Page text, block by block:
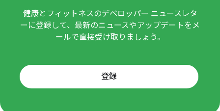
健康とフィットネスのデベロッパー ニュースレタ
ーに登録して、最新のニュースやアップデートをメ
ールで直接受け取りましょう。
登録